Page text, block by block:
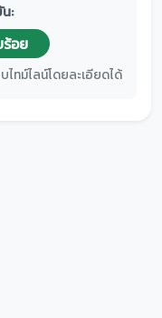
:
ร้อย
ทม์ไลน์โดยละเอียดได้